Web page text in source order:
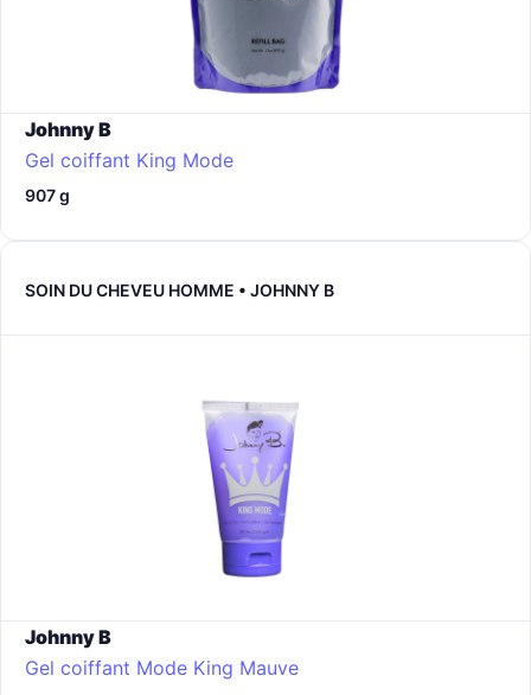
Johnny B
Gel coiffant King Mode
907 g
SOIN DU CHEVEU HOMME • JOHNNY B
Johnny B
Gel coiffant Mode King Mauve